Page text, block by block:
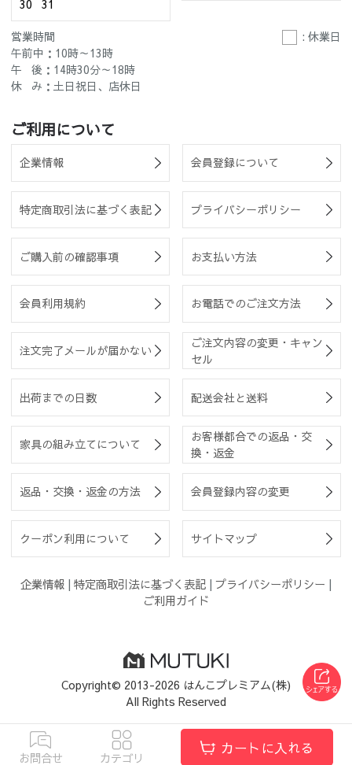
30
31
営業時間
: 休業日
午前中：10時～13時
午 後：14時30分～18時
休 み：土日祝日、店休日
ご利用について
企業情報 会員登録について
特定商取引法に基づく表記 プライバシーポリシー
ご購入前の確認事項 お支払い方法
会員利用規約 お電話でのご注文方法
注文完了メールが届かない
ご注文内容の変更・キャン
セル
出荷までの日数 配送会社と送料
家具の組み立てについて
お客様都合での返品・交
換・返金
返品・交換・返金の方法 会員登録内容の変更
クーポン利用について サイトマップ
企業情報 | 特定商取引法に基づく表記 | プライバシーポリシー |
ご利用ガイド
Copyright© 2013-2026 はんこプレミアム(株)
All Rights Reserved
お問合せ カテゴリ
カートに入れる